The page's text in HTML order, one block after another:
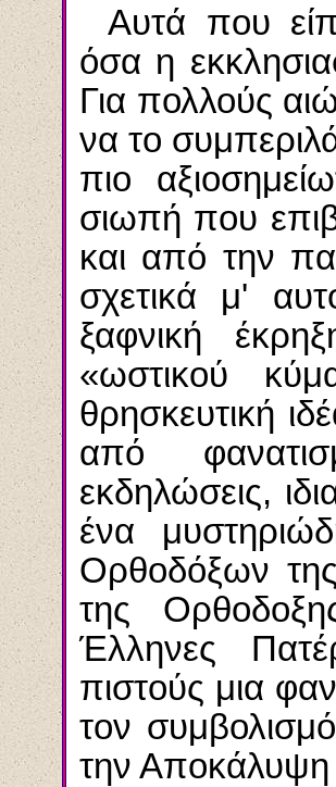
Αυτά που
όσα η
Για πολλούς
να το
πιο
σιωπή που
και από την
σχετικά μ'
ξαφνική
«ωστικού
θρησκευτική
από
εκδηλώσεις,
ένα
Ορθοδόξων
της
Έλληνες
πιστούς μια
τον
την Αποκάλυψη